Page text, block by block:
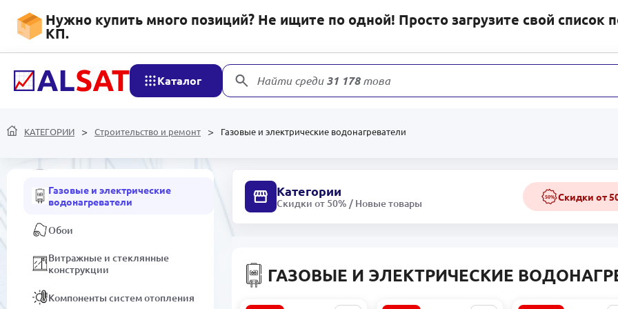
Нужно купить много позиций? Не ищите по одной! Просто загрузите свой список
КП.
Каталог Найти среди31 178товаров
КАТЕГОРИИ Строительство и ремонт Газовые и электрические водонагреватели
Строительство и ремонт
Подоконники
Средства защиты
Двери
Газовые и электрические
водонагреватели
Обои
Витражные и стеклянные
конструкции
Компоненты систем отопления
Категории
Скидки от 50% / Новые товары
50% Скидки от
ГАЗОВЫЕ И ЭЛЕКТРИЧЕСКИЕ